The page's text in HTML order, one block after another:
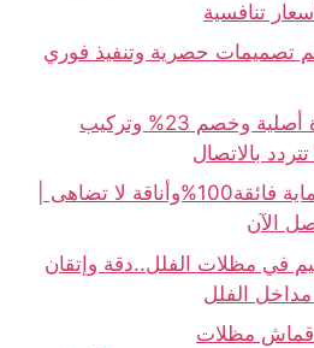
تنافسية
بـ35% خصم تصميمات حصرية وتنفيذ فوري
حداد شبوك جدة..جودة أصلية وخصم 23% وتركيب
مظلات مسابح بجدة حماية فائقة100%وأناقة لا تضاهى |
في مظلات الفلل..دقة وإتقان
الفلل
مظلات